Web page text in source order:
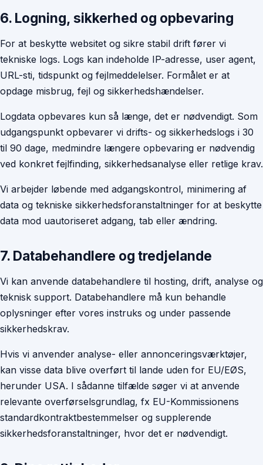
6. Logning, sikkerhed og opbevaring
For at beskytte websitet og sikre stabil drift fører vi
tekniske logs. Logs kan indeholde IP-adresse, user agent,
URL-sti, tidspunkt og fejlmeddelelser. Formålet er at
opdage misbrug, fejl og sikkerhedshændelser.
Logdata opbevares kun så længe, det er nødvendigt. Som
udgangspunkt opbevarer vi drifts- og sikkerhedslogs i 30
til 90 dage, medmindre længere opbevaring er nødvendig
ved konkret fejlfinding, sikkerhedsanalyse eller retlige krav.
Vi arbejder løbende med adgangskontrol, minimering af
data og tekniske sikkerhedsforanstaltninger for at beskytte
data mod uautoriseret adgang, tab eller ændring.
7. Databehandlere og tredjelande
Vi kan anvende databehandlere til hosting, drift, analyse og
teknisk support. Databehandlere må kun behandle
oplysninger efter vores instruks og under passende
sikkerhedskrav.
Hvis vi anvender analyse- eller annonceringsværktøjer,
kan visse data blive overført til lande uden for EU/EØS,
herunder USA. I sådanne tilfælde søger vi at anvende
relevante overførselsgrundlag, fx EU-Kommissionens
standardkontraktbestemmelser og supplerende
sikkerhedsforanstaltninger, hvor det er nødvendigt.